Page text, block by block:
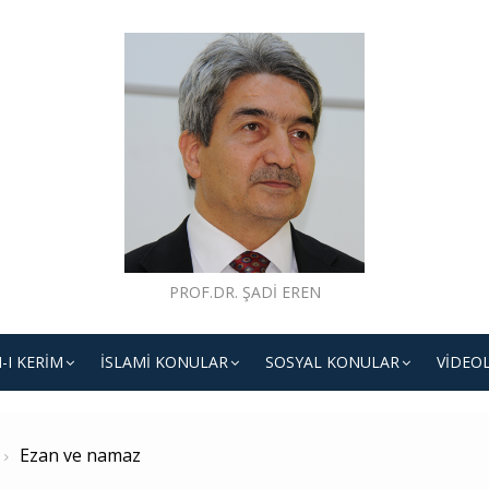
PROF.DR. ŞADI EREN
I KERIM İSLAMI KONULAR SOSYAL KONULAR
Ezan ve namaz